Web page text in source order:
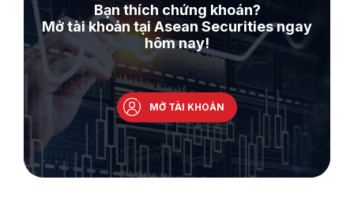
Bạn thích chứng khoán?
Mở tài khoản tại Asean Securities ngay
hôm nay!
MỞ TÀI KHOẢN